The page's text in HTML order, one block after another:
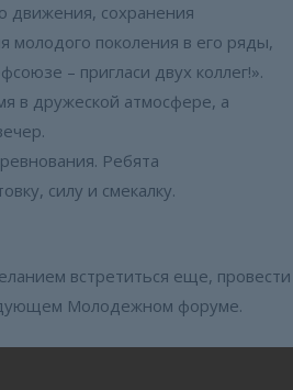
движения, сохранения
молодого поколения в его ряды,
– пригласи двух коллег!».
в дружеской атмосфере, а
Ребята
силу и смекалку.
встретиться еще, провести
Молодежном форуме.